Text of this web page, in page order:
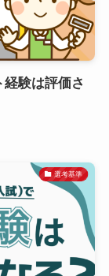
験は評価さ
選考基準